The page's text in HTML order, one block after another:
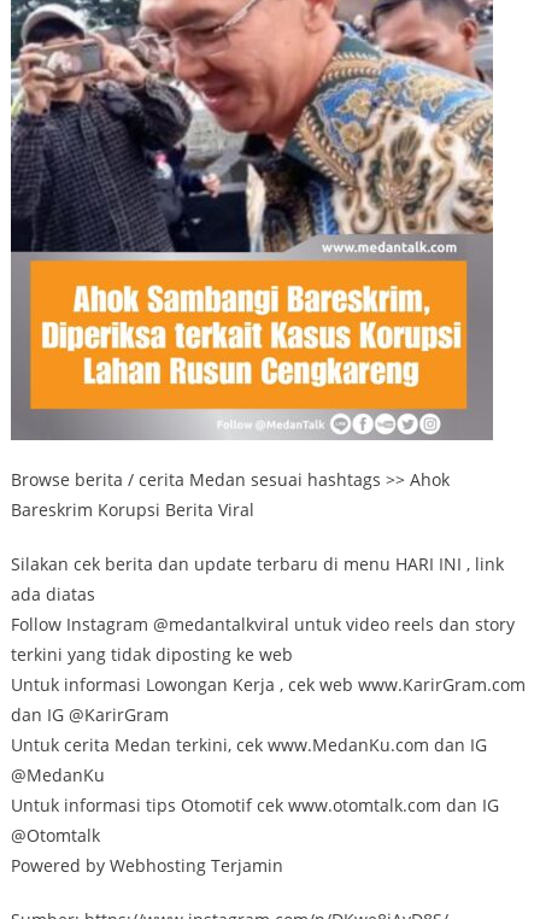
Browse berita / cerita Medan sesuai hashtags >> Ahok
Bareskrim Korupsi Berita Viral
Silakan cek berita dan update terbaru di menu HARI INI , link
ada diatas
Follow Instagram @medantalkviral untuk video reels dan story
terkini yang tidak diposting ke web
Untuk informasi Lowongan Kerja , cek web www.KarirGram.com
dan IG @KarirGram
Untuk cerita Medan terkini, cek www.MedanKu.com dan IG
@MedanKu
Untuk informasi tips Otomotif cek www.otomtalk.com dan IG
@Otomtalk
Powered by Webhosting Terjamin